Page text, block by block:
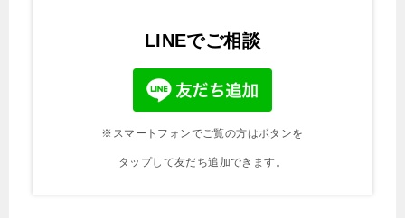
LINEでご相談
※スマートフォンでご覧の方はボタンを
タップして友だち追加できます。